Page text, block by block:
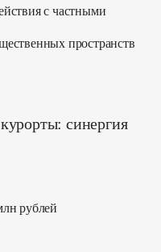
с частными
пространств
синергия
рублей